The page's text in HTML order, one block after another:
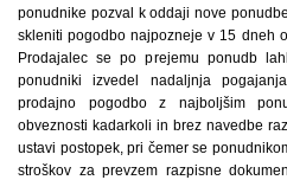
ponudnike pozval k oddaji nove
skleniti pogodbo najpozneje v 15 dneh
Prodajalec se po prejemu ponudb
ponudniki izvedel nadaljnja
prodajno pogodbo z najboljšim
obveznosti kadarkoli in brez navedbe
ustavi postopek, pri čemer se
stroškov za prevzem razpisne